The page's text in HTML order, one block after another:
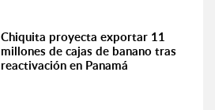
Chiquita proyecta exportar 11
millones de cajas de banano tras
reactivación en Panamá